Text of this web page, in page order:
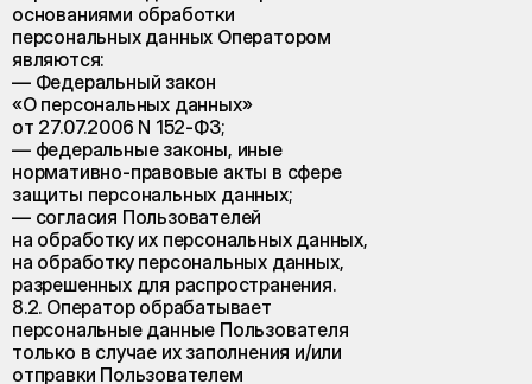
основаниями обработки
персональных данных Оператором
являются:
— Федеральный закон
«О персональных данных»
от 27.07.2006 N 152-ФЗ;
— федеральные законы, иные
нормативно-правовые акты в сфере
защиты персональных данных;
— согласия Пользователей
на обработку их персональных данных,
на обработку персональных данных,
разрешенных для распространения.
8.2. Оператор обрабатывает
персональные данные Пользователя
только в случае их заполнения и/или
отправки Пользователем